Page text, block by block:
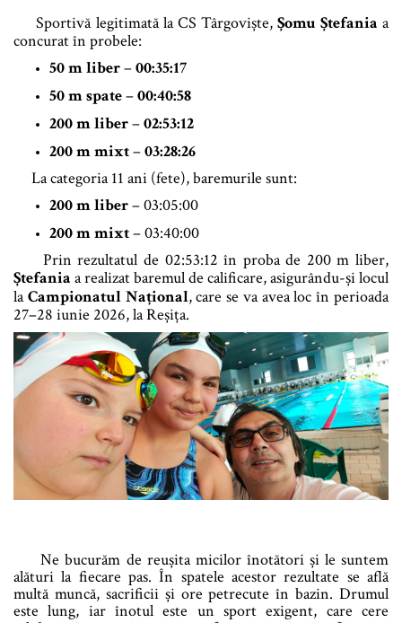
Sportivă legitimată la CS Târgoviște, Șomu Ștefania a
concurat în probele:
50 m liber–00:35:17
50 m spate–00:40:58
200 m liber–02:53:12
200 m mixt–03:28:26
La categoria 11 ani (fete), baremurile sunt:
200 m liber– 03:05:00
200 m mixt– 03:40:00
Prin rezultatul de 02:53:12 în proba de 200 m liber,
Ștefania a realizat baremul de calificare, asigurându-și locul
laCampionatul Național, care se va avea loc în perioada
27–28 iunie 2026, la Reșița.
Ne bucurăm de reușita micilor înotători și le suntem
alături la fiecare pas. În spatele acestor rezultate se află
multă muncă, sacrificii și ore petrecute în bazin. Drumul
este lung, iar înotul este un sport exigent, care cere